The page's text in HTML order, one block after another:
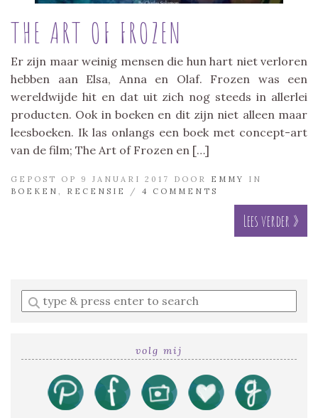
THE ART OF FROZEN
Er zijn maar weinig mensen die hun hart niet verloren
hebben aan Elsa, Anna en Olaf. Frozen was een
wereldwijde hit en dat uit zich nog steeds in allerlei
producten. Ook in boeken en dit zijn niet alleen maar
leesboeken. Ik las onlangs een boek met concept-art
van de film; The Art of Frozen en […]
GEPOST OP 9 JANUARI 2017 DOOR EMMY
IN
BOEKEN
RECENSIE / 4 COMMENTS
Lees verder »
Enter
a
volg mij